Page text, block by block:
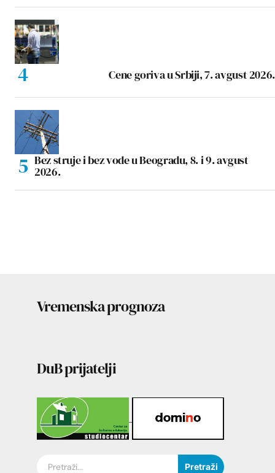
Cene goriva u Srbiji, 7. avgust 2026.
Bez struje i bez vode u Beogradu, 8. i 9. avgust
2026.
Vremenska prognoza
DuB prijatelji
Pretraži